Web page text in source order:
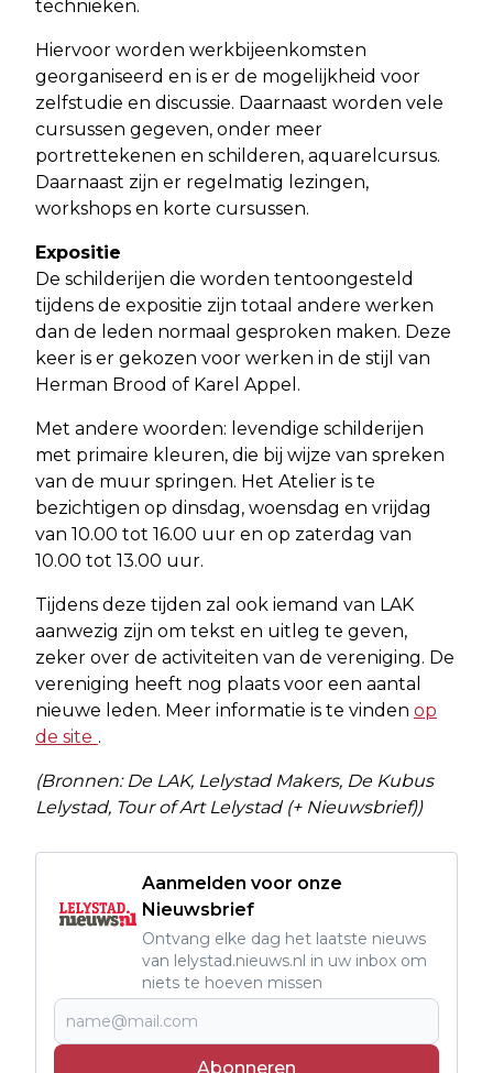
technieken.
Hiervoor worden werkbijeenkomsten
georganiseerd en is er de mogelijkheid voor
zelfstudie en discussie. Daarnaast worden vele
cursussen gegeven, onder meer
portrettekenen en schilderen, aquarelcursus.
Daarnaast zijn er regelmatig lezingen,
workshops en korte cursussen.
Expositie
De schilderijen die worden tentoongesteld
tijdens de expositie zijn totaal andere werken
dan de leden normaal gesproken maken. Deze
keer is er gekozen voor werken in de stijl van
Herman Brood of Karel Appel.
Met andere woorden: levendige schilderijen
met primaire kleuren, die bij wijze van spreken
van de muur springen. Het Atelier is te
bezichtigen op dinsdag, woensdag en vrijdag
van 10.00 tot 16.00 uur en op zaterdag van
10.00 tot 13.00 uur.
Tijdens deze tijden zal ook iemand van LAK
aanwezig zijn om tekst en uitleg te geven,
zeker over de activiteiten van de vereniging. De
vereniging heeft nog plaats voor een aantal
nieuwe leden. Meer informatie is te vinden op
de site .
(Bronnen: De LAK, Lelystad Makers, De Kubus
Lelystad, Tour of Art Lelystad (+ Nieuwsbrief))
Aanmelden voor onze
Nieuwsbrief
Ontvang elke dag het laatste nieuws
van lelystad.nieuws.nl in uw inbox om
niets te hoeven missen
Abonneren